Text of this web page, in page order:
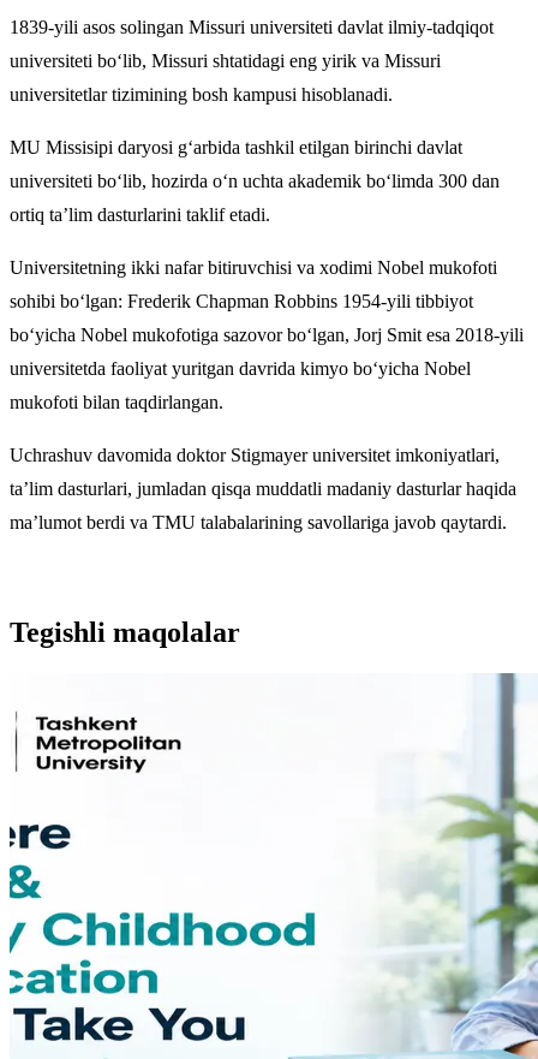
1839-yili asos solingan Missuri universiteti davlat ilmiy-tadqiqot
universiteti bo‘lib, Missuri shtatidagi eng yirik va Missuri
universitetlar tizimining bosh kampusi hisoblanadi.
MU Missisipi daryosi g‘arbida tashkil etilgan birinchi davlat
universiteti bo‘lib, hozirda o‘n uchta akademik bo‘limda 300 dan
ortiq ta’lim dasturlarini taklif etadi.
Universitetning ikki nafar bitiruvchisi va xodimi Nobel mukofoti
sohibi bo‘lgan: Frederik Chapman Robbins 1954-yili tibbiyot
bo‘yicha Nobel mukofotiga sazovor bo‘lgan, Jorj Smit esa 2018-yili
universitetda faoliyat yuritgan davrida kimyo bo‘yicha Nobel
mukofoti bilan taqdirlangan.
Uchrashuv davomida doktor Stigmayer universitet imkoniyatlari,
ta’lim dasturlari, jumladan qisqa muddatli madaniy dasturlar haqida
ma’lumot berdi va TMU talabalarining savollariga javob qaytardi.
Tegishli maqolalar